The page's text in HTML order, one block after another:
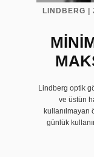
LINDBERG |
Lindberg optik
ve üstün
günlük